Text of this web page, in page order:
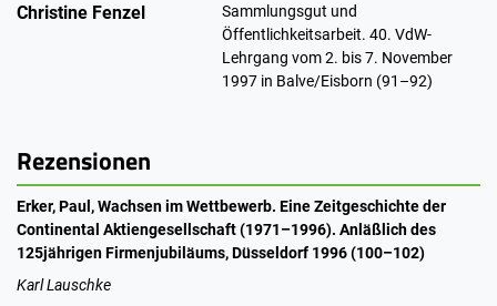
Christine Fenzel
Sammlungsgut und
Öffentlichkeitsarbeit. 40. VdW-
Lehrgang vom 2. bis 7. November
1997 in Balve/Eisborn (91–92)
Rezensionen
Erker, Paul, Wachsen im Wettbewerb. Eine Zeitgeschichte der
Continental Aktiengesellschaft (1971–1996). Anläßlich des
125jährigen Firmenjubiläums, Düsseldorf 1996 (100–102)
Karl Lauschke